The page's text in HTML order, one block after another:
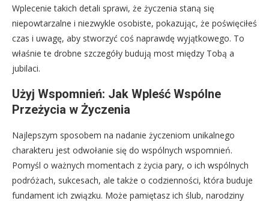
Wplecenie takich detali sprawi, że życzenia staną się
niepowtarzalne i niezwykle osobiste, pokazując, że poświęciłeś
czas i uwagę, aby stworzyć coś naprawdę wyjątkowego. To
właśnie te drobne szczegóły budują most między Tobą a
jubilaci.
Użyj Wspomnień: Jak Wpleść Wspólne
Przeżycia w Życzenia
Najlepszym sposobem na nadanie życzeniom unikalnego
charakteru jest odwołanie się do wspólnych wspomnień.
Pomyśl o ważnych momentach z życia pary, o ich wspólnych
podróżach, sukcesach, ale także o codzienności, która buduje
fundament ich związku. Może pamiętasz ich ślub, narodziny